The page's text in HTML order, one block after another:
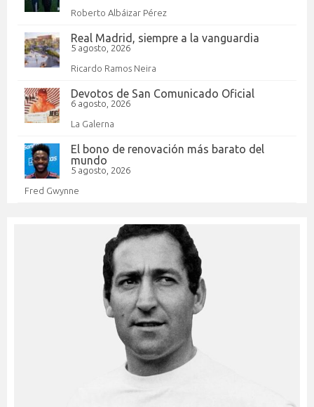
Roberto Albáizar Pérez
Real Madrid, siempre a la vanguardia
5 agosto, 2026
Ricardo Ramos Neira
Devotos de San Comunicado Oficial
6 agosto, 2026
La Galerna
El bono de renovación más barato del
mundo
5 agosto, 2026
Fred Gwynne